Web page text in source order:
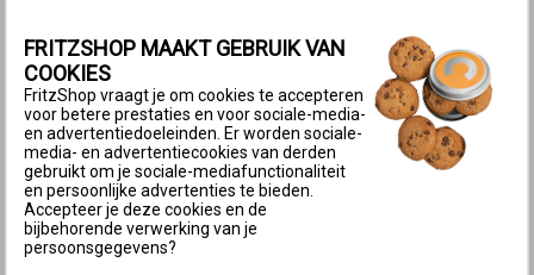
beslissing om te wisselen ligt echter bij het Wi-Fi-
apparaat zelf.
Voorwaarden voor Mesh Wi-Fi steering
DeMesh Masteris in de fabrieksinstellingen zo
ingesteld dat hij Wi-Fi-apparaten naar het andere Wi-
Fi-netwerk of naar een ander Wi-Fi-toegangspunt kan
sturen. Dit is niet mogelijk als in de
FRITZSHOP MAAKT GEBRUIK VAN
COOKIES
FritzShop vraagt je om cookies te accepteren
voor betere prestaties en voor sociale-media-
en advertentiedoeleinden. Er worden sociale-
media- en advertentiecookies van derden
gebruikt om je sociale-mediafunctionaliteit
en persoonlijke advertenties te bieden.
Accepteer je deze cookies en de
bijbehorende verwerking van je
persoonsgegevens?